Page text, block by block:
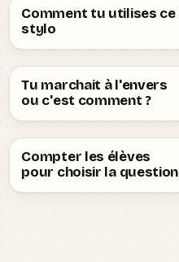
Comment tu utilises ce
stylo
Tu marchait à l'envers
ou c'est comment ?
Compter les élèves
pour choisir la question